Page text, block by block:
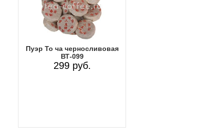
Пуэр То ча черносливовая
ВТ-099
299 руб.